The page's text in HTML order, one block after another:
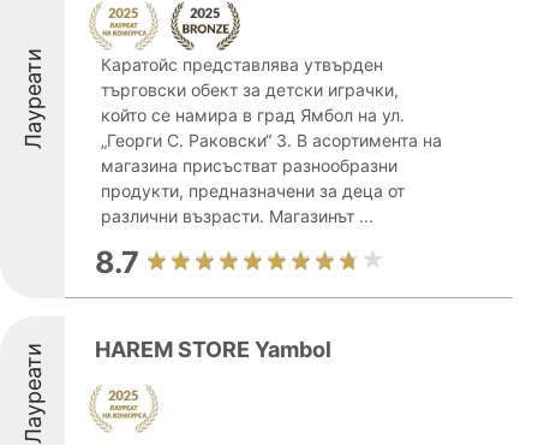
Лауреати
Каратойс представлява утвърден
търговски обект за детски играчки,
който се намира в град Ямбол на ул.
„Георги С. Раковски“ 3. В асортимента на
магазина присъстват разнообразни
продукти, предназначени за деца от
различни възрасти. Магазинът ...
8.7
Лауреати HAREM STORE Yambol